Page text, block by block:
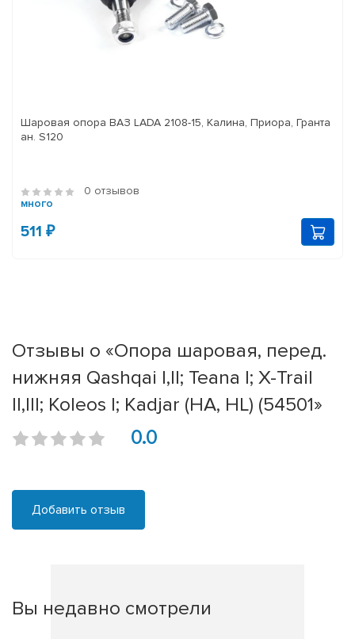
Шаровая опора ВАЗ LADA 2108-15, Калина, Приора, Гранта
ан. S120
0 отзывов
много
511 ₽
Отзывы о «Опора шаровая, перед.
нижняя Qashqai I,II; Teana I; X-Trail
II,III; Koleos I; Kadjar (HA, HL) (54501»
0.0
Добавить отзыв
Вы недавно смотрели